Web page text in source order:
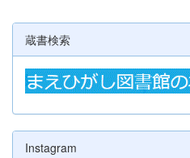
蔵書検索
Instagram